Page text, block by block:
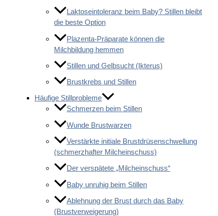
Laktoseintoleranz beim Baby? Stillen bleibt
die beste Option
Plazenta-Präparate können die
Milchbildung hemmen
Stillen und Gelbsucht (Ikterus)
Brustkrebs und Stillen
Häufige Stillprobleme
Schmerzen beim Stillen
Wunde Brustwarzen
Verstärkte initiale Brustdrüsenschwellung
(schmerzhafter Milcheinschuss)
Der verspätete „Milcheinschuss“
Baby unruhig beim Stillen
Ablehnung der Brust durch das Baby
(Brustverweigerung)